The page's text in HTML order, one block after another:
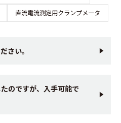
直流電流測定用クランプメータ
さい。
のですが、入手可能で